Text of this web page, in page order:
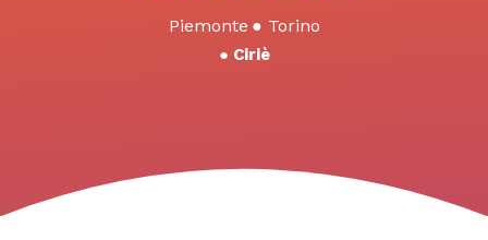
Piemonte ● Torino
● Ciriè